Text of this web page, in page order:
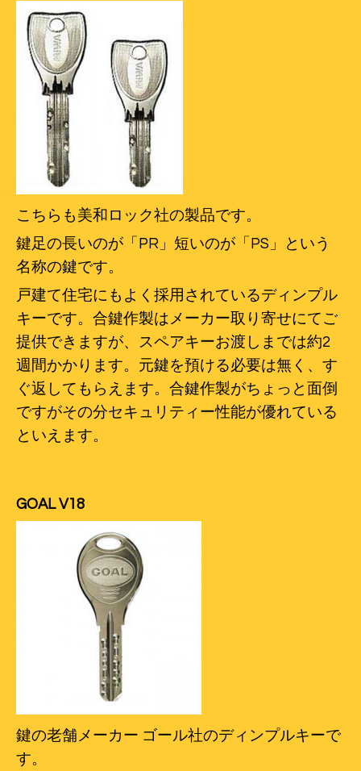
こちらも美和ロック社の製品です。
鍵足の長いのが「PR」短いのが「PS」という
名称の鍵です。
戸建て住宅にもよく採用されているディンプル
キーです。合鍵作製はメーカー取り寄せにてご
提供できますが、スペアキーお渡しまでは約2
週間かかります。元鍵を預ける必要は無く、す
ぐ返してもらえます。合鍵作製がちょっと面倒
ですがその分セキュリティー性能が優れている
といえます。
GOAL V18
鍵の老舗メーカー ゴール社のディンプルキーで
す。